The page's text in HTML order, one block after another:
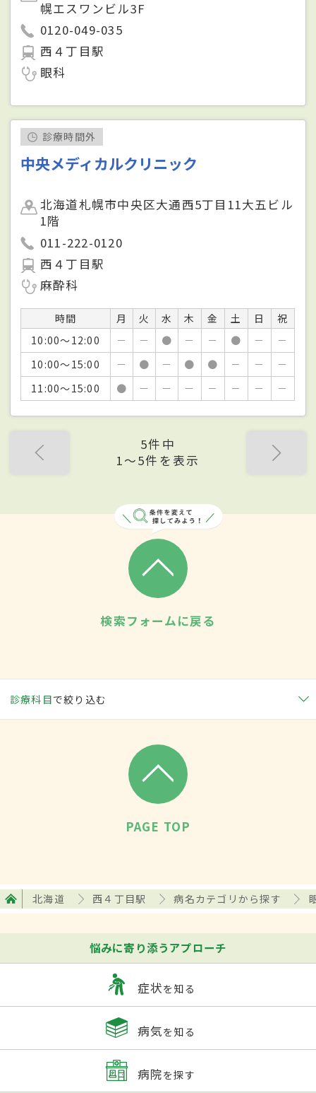
幌エスワンビル3F
0120-049-035
西４丁目駅
眼科
診療時間外
中央メディカルクリニック
北海道札幌市中央区大通西5丁目11大五ビル
1階
011-222-0120
西４丁目駅
麻酔科
時間 月 火 水 木 金 土 日
祝
10:00～12:00
－ － ● － － ● －
－
10:00～15:00
－ ● － ● ● － －
－
11:00～15:00
● － － － － － － －
5件中
1〜5件を表示
検索フォームに戻る
診療科目で絞り込む
PAGE TOP
北海道 西４丁目駅 病名カテゴリから探す
悩みに寄り添うアプローチ
症状を知る
病気を知る
病院を探す